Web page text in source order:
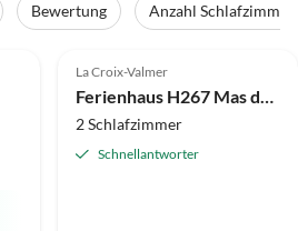
Bewertung Anzahl Schlafzimmer
La Croix-Valmer
Ferienhaus H267 Mas de Gigaro
2 Schlafzimmer
Schnellantworter